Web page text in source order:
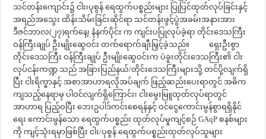
သင်တန်းကျောင်း၌ ငါး၊ပုစွန် ရေထွက်ပစ္စည်းများ ပြုပြင်ထုတ်လုပ်ခြင်းနှင့်
အရည်အသွေး ထိန်းသိမ်းခြင်းဆိုင်ရာ သင်တန်းဖွင့်ပွဲအခမ်းအနားအား
ဒီဇင်ဘာလ(၂၇)ရက်နေ့၊ နံနက်ပိုင်း က ကျင်းပပြုလုပ်ခဲ့ရာ တိုင်းဒေသကြီး
ဝန်ကြီးချုပ် ဦးမျိုးဆွေဝင်း တက်ရောက်ချီးမြှင့်ခဲ့သည်။ ရှေးဦးစွာ
တိုင်းဒေသကြီး ဝန်ကြီးချုပ် ဦးမျိုးဆွေဝင်းက ပဲခူးတိုင်းဒေသကြီး၏ ငါး
လုပ်ငန်းကဏ္ဍ သည် အခြားပြည်နယ်/တိုင်းဒေသကြီးများသို့ တင်ပို့လျက်ရှိ
ပြီး ငါးရိက္ခာနှင့် အစာအာဟာရလိုအပ်ချက် ဖြည့်ဆည်းပေးရာတွင် အဓိက
ကျသည့်နေရာမှ ပါဝင်လျက်ရှိကြောင်း၊ ငါးမွေးမြူထုတ်လုပ်ရာတွင်
အာဟာရ ပြည့်ဝပြီး ဘေးဥပါဒ်ကင်းစေရန်နှင့် ဝင်ငွေကောင်းမွန်စွာရရှိနိုင်
ရေး ကောင်းမွန်သော ရေထွက်ပစ္စည်း ထုတ်လုပ်မှုကျင့်စဉ် GAqP စနစ်များ
ကို ကျင့်သုံးရမှာဖြစ်ပြီး ငါး/ပုစွန် ရေထွက်ပစ္စည်းထုတ်လုပ်သူများ